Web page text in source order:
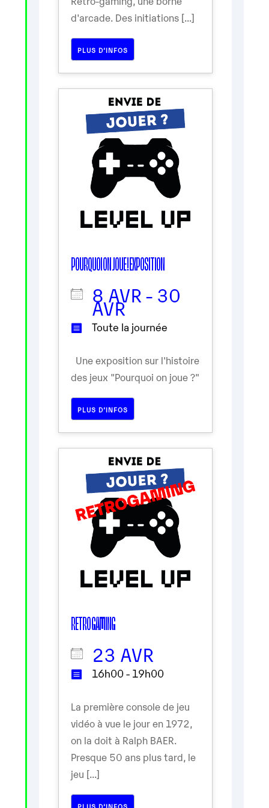
d'arcade. Des initiations [...]
PLUS D’INFOS
POURQUOI ON JOUE ! EXPOSITION
8 AVR - 30
AVR
Toute la journée
Une exposition sur l'histoire
des jeux "Pourquoi on joue ?"
PLUS D’INFOS
RETRO GAMING
23 AVR
16h00 - 19h00
La première console de jeu
vidéo à vue le jour en 1972,
on la doit à Ralph BAER.
Presque 50 ans plus tard, le
jeu [...]